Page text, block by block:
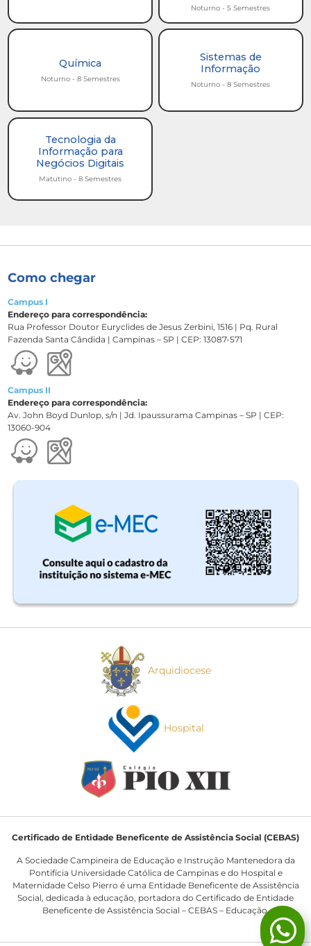
Noturno - 5 Semestres
Química
Noturno - 8 Semestres
Sistemas de
Informação
Noturno - 8 Semestres
Tecnologia da
Informação para
Negócios Digitais
Matutino - 8 Semestres
Como chegar
Campus I
Endereço para correspondência:
Rua Professor Doutor Euryclides de Jesus Zerbini, 1516 | Pq. Rural
Fazenda Santa Cândida | Campinas – SP | CEP: 13087-571
Campus II
Endereço para correspondência:
Av. John Boyd Dunlop, s/n | Jd. Ipaussurama Campinas – SP | CEP:
13060-904
Arquidiocese
Hospital
Certificado de Entidade Beneficente de Assistência Social (CEBAS)
A Sociedade Campineira de Educação e Instrução Mantenedora da
Pontifícia Universidade Católica de Campinas e do Hospital e
Maternidade Celso Pierro é uma Entidade Beneficente de Assistência
Social, dedicada à educação, portadora do Certificado de Entidade
Beneficente de Assistência Social – CEBAS – Educação.